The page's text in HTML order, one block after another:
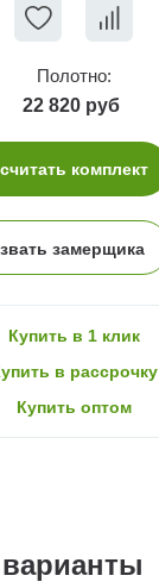
Полотно:
22 820 руб
комплект
замерщика
Купить в 1 клик
в рассрочку
Купить оптом